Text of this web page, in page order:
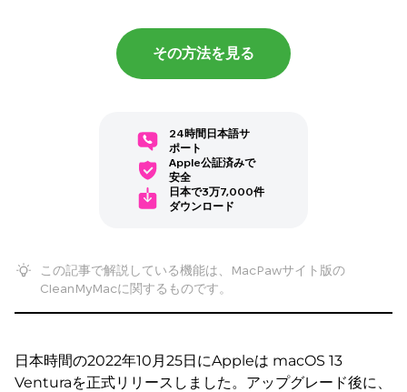
その方法を見る
24時間日本語サ
ポート
Apple公証済みで
安全
日本で3万7,000件
ダウンロード
この記事で解説している機能は、MacPawサイト版の
CleanMyMacに関するものです。
日本時間の2022年10月25日にAppleは macOS 13
Venturaを正式リリースしました。アップグレード後に、